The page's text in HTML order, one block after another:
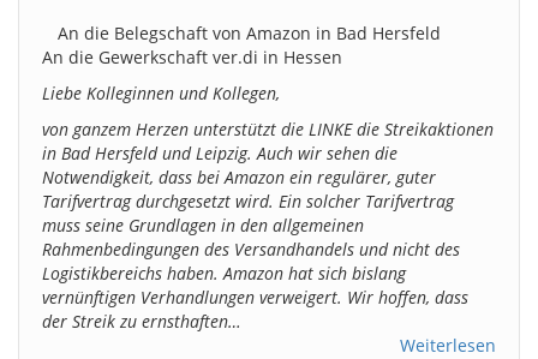
An die Belegschaft von Amazon in Bad Hersfeld
An die Gewerkschaft ver.di in Hessen
Liebe Kolleginnen und Kollegen,
von ganzem Herzen unterstützt die LINKE die Streikaktionen
in Bad Hersfeld und Leipzig. Auch wir sehen die
Notwendigkeit, dass bei Amazon ein regulärer, guter
Tarifvertrag durchgesetzt wird. Ein solcher Tarifvertrag
muss seine Grundlagen in den allgemeinen
Rahmenbedingungen des Versandhandels und nicht des
Logistikbereichs haben. Amazon hat sich bislang
vernünftigen Verhandlungen verweigert. Wir hoffen, dass
der Streik zu ernsthaften…
Weiterlesen